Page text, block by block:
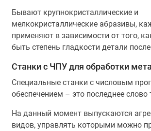
Бывают крупнокристаллические и
мелкокристаллические абразивы,
применяют в зависимости от того,
быть степень гладкости детали
Станки с ЧПУ для обработки
Специальные станки с числовым
обеспечением – это последнее слово
На данный момент выпускаются
видов, управлять которыми можно